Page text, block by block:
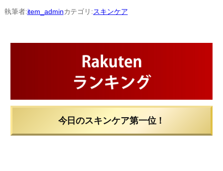
内
容
執筆者:item_adminカテゴリ:スキンケア
今日のスキンケア第一位！